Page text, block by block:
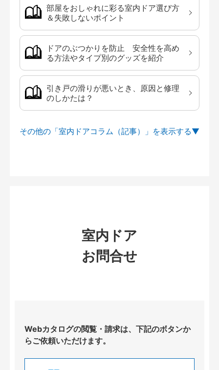
部屋をおしゃれに彩る室内ドア選び方
＆失敗しないポイント
ドアのぶつかりを防止 安全性を高め
る方法やタイプ別のグッズを紹介
引き戸の滑りが悪いとき、原因と修理
のしかたは？
その他の「室内ドアコラム（記事）」を
室内ドア
お問合せ
Webカタログの閲覧・請求は、下記のボタンか
らご依頼いただけます。